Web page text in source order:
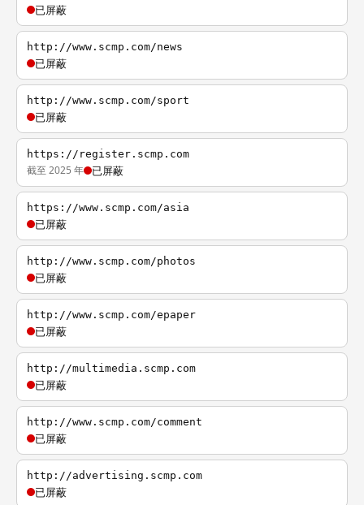
已屏蔽
http://www.scmp.com/news
已屏蔽
http://www.scmp.com/sport
已屏蔽
https://register.scmp.com
截至 2025 年 已屏蔽
https://www.scmp.com/asia
已屏蔽
http://www.scmp.com/photos
已屏蔽
http://www.scmp.com/epaper
已屏蔽
http://multimedia.scmp.com
已屏蔽
http://www.scmp.com/comment
已屏蔽
http://advertising.scmp.com
已屏蔽